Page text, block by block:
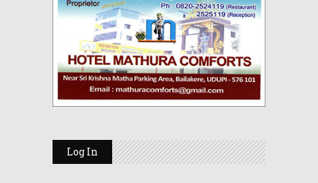
Log In